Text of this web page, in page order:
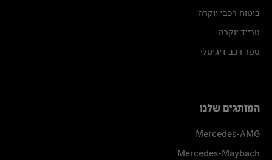
ביטוח רכבי יוקרה
טרייד יוקרה
ספר רכב דיגיטלי
המותגים שלנו
Mercedes-AMG
Mercedes-Maybach